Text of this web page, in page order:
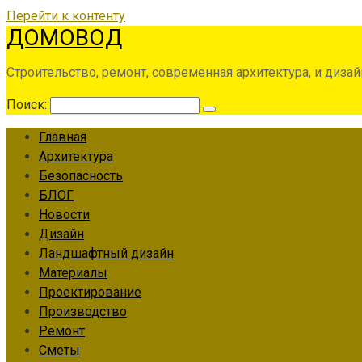
Перейти к контенту
ДОМОВОД
Строительство, ремонт, современная архитектура, и
Поиск:
Главная
Архитектура
Безопасность
БЛОГ
Новости
Дизайн
Ландшафтный дизайн
Материалы
Проектирование
Производство
Ремонт
Сметы